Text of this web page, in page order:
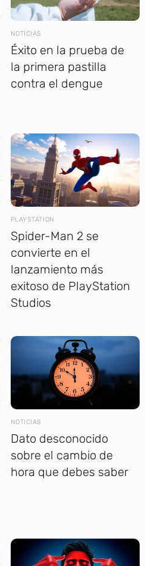
NOTICIAS
Éxito en la prueba de
la primera pastilla
contra el dengue
PLAYSTATION
Spider-Man 2 se
convierte en el
lanzamiento más
exitoso de PlayStation
Studios
NOTICIAS
Dato desconocido
sobre el cambio de
hora que debes saber